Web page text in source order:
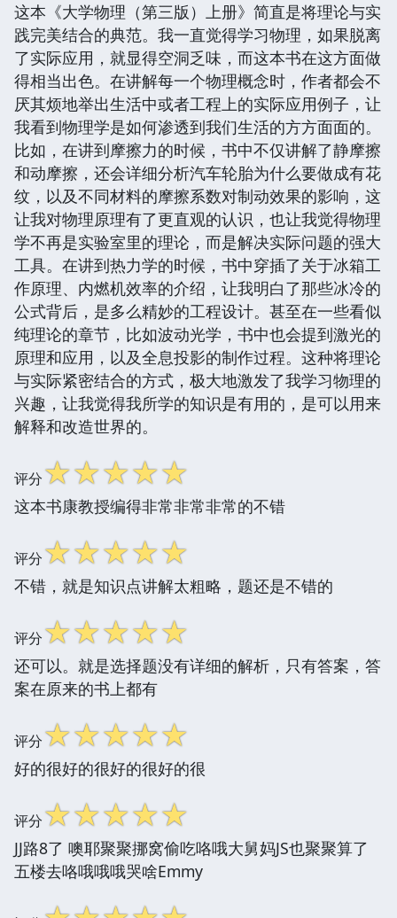
这本《大学物理（第三版）上册》简直是将理论与实
践完美结合的典范。我一直觉得学习物理，如果脱离
了实际应用，就显得空洞乏味，而这本书在这方面做
得相当出色。在讲解每一个物理概念时，作者都会不
厌其烦地举出生活中或者工程上的实际应用例子，让
我看到物理学是如何渗透到我们生活的方方面面的。
比如，在讲到摩擦力的时候，书中不仅讲解了静摩擦
和动摩擦，还会详细分析汽车轮胎为什么要做成有花
纹，以及不同材料的摩擦系数对制动效果的影响，这
让我对物理原理有了更直观的认识，也让我觉得物理
学不再是实验室里的理论，而是解决实际问题的强大
工具。在讲到热力学的时候，书中穿插了关于冰箱工
作原理、内燃机效率的介绍，让我明白了那些冰冷的
公式背后，是多么精妙的工程设计。甚至在一些看似
纯理论的章节，比如波动光学，书中也会提到激光的
原理和应用，以及全息投影的制作过程。这种将理论
与实际紧密结合的方式，极大地激发了我学习物理的
兴趣，让我觉得我所学的知识是有用的，是可以用来
解释和改造世界的。
评分☆☆☆☆☆
这本书康教授编得非常非常非常的不错
评分☆☆☆☆☆
不错，就是知识点讲解太粗略，题还是不错的
评分☆☆☆☆☆
还可以。就是选择题没有详细的解析，只有答案，答
案在原来的书上都有
评分☆☆☆☆☆
好的很好的很好的很好的很
评分☆☆☆☆☆
JJ路8了 噢耶聚聚挪窝偷吃咯哦大舅妈JS也聚聚算了
五楼去咯哦哦哦哭啥Emmy